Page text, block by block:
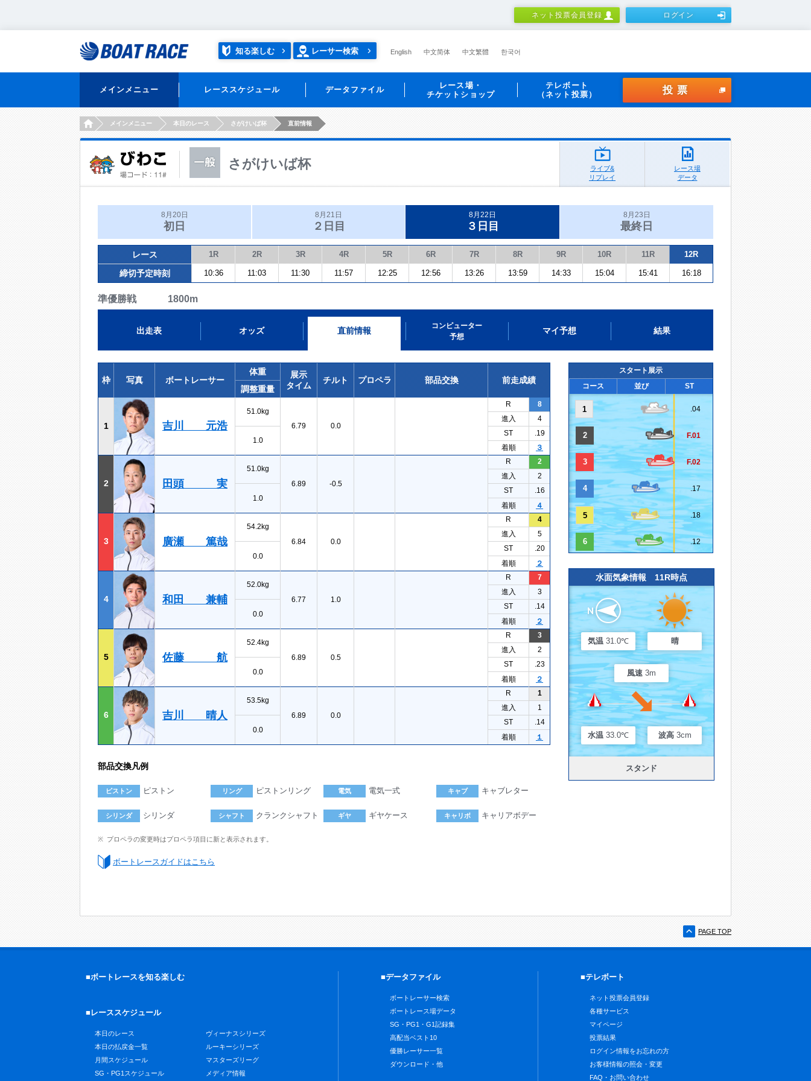
ネット投票会員登録 ログイン
知る楽しむ レーサー検索 English 中文简体 中文繁體 한국어
メインメニュー レーススケジュール データファイル
レース場・
チケットショップ
テレボート
（ネット投票）
投票
HOMEメインメニュー 本日のレース さがけいば杯 直前情報
さがけいば杯
ライブ&
リプレイ
レース場
データ
8月20日
初日
8月21日
２日目
8月22日
３日目
8月23日
最終日
レース 1R 2R 3R 4R 5R 6R 7R 8R 9R 10R 11R 12R
締切予定時刻 10:36 11:03 11:30 11:57 12:25 12:56 13:26 13:59 14:33 15:04 15:41 16:18
準優勝戦 1800m
出走表 オッズ 直前情報
コンピューター
予想
マイ予想 結果
枠 写真 ボートレーサー
体重
展示
タイム
チルト プロペラ 部品交換
前走成績
調整重量
1 吉川 元浩
51.0kg
6.79
0.0
R
8
進入
4
1.0
ST
.19
着順
３
2 田頭 実
51.0kg
6.89
-0.5
R
2
進入
2
1.0
ST
.16
着順
４
3 廣瀬 篤哉
54.2kg
6.84
0.0
R
4
進入
5
0.0
ST
.20
着順
２
4 和田 兼輔
52.0kg
6.77
1.0
R
7
進入
3
0.0
ST
.14
着順
２
5 佐藤 航
52.4kg
6.89
0.5
R
3
進入
2
0.0
ST
.23
着順
２
6 吉川 晴人
53.5kg
6.89
0.0
R
1
進入
1
0.0
ST
.14
着順
１
部品交換凡例
ピストン ピストン リング ピストンリング 電気 電気一式 キャブ キャブレター
シリンダ シリンダ シャフト クランクシャフト ギヤ ギヤケース キャリボ キャリアボデー
プロペラの変更時はプロペラ項目に新と表示されます。
ボートレースガイドはこちら
スタート展示
コース
並び ST
1 .04
2 F.01
3 F.02
4 .17
5 .18
6 .12
水面気象情報 11R時点
気温 31.0℃ 晴
風速 3m
水温 33.0℃ 波高 3cm
スタンド
PAGE TOP
■ボートレースを知る楽しむ
■レーススケジュール
本日のレース
本日の払戻金一覧
月間スケジュール
SG・PG1スケジュール
ヴィーナスシリーズ
ルーキーシリーズ
マスターズリーグ
メディア情報
■データファイル
ボートレーサー検索
ボートレース場データ
SG・PG1・G1記録集
高配当ベスト10
優勝レーサー一覧
ダウンロード・他
■テレボート
ネット投票会員登録
各種サービス
マイページ
投票結果
ログイン情報をお忘れの方
お客様情報の照会・変更
FAQ・お問い合わせ